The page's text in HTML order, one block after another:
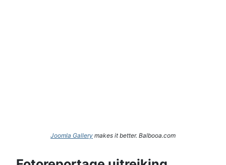
Joomla Gallery makes it better. Balbooa.com